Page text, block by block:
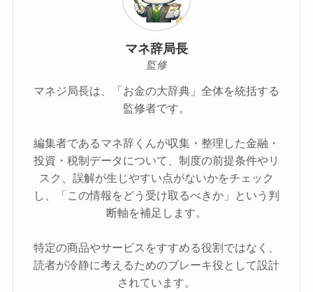
マネ辞局長
監修
マネジ局長は、「お金の大辞典」全体を統括する
監修者です。
編集者であるマネ辞くんが収集・整理した金融・
投資・税制データについて、制度の前提条件やリ
スク、誤解が生じやすい点がないかをチェック
し、「この情報をどう受け取るべきか」という判
断軸を補足します。
特定の商品やサービスをすすめる役割ではなく、
読者が冷静に考えるためのブレーキ役として設計
されています。